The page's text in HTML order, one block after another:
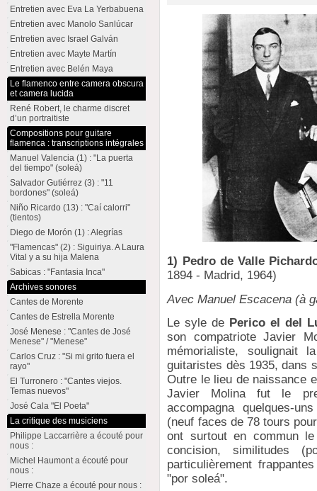
1) Pedro de Valle
1894 - Madrid, 1964)
Avec Manuel Escacena (à
Le syle de Perico el del
son compatriote Javier
mémorialiste, soulignait
guitaristes dès 1935, dans
Outre le lieu de naissance
Javier Molina fut le
accompagna quelques-
(neuf faces de 78 tours
ont surtout en commun
concision, similitudes
particulièrement
"por soleá".
Entretien avec Eva La Yerbabuena
Entretien avec Manolo Sanlúcar
Entretien avec Israel Galván
Entretien avec Mayte Martín
Entretien avec Belén Maya
Le flamenco entre camera obscura
et camera lucida
René Robert, le charme discret
d’un portraitiste
Compositions pour guitare
flamenca : transcriptions intégrales
Manuel Valencia (1) : "La puerta
del tiempo" (soleá)
Salvador Gutiérrez (3) : "11
bordones" (soleá)
Niño Ricardo (13) : "Caí calorri"
(tientos)
Diego de Morón (1) : Alegrías
"Flamencas" (2) : Siguiriya. A Laura
Vital y a su hija Malena
Sabicas : "Fantasia Inca"
Archives sonores
Cantes de Morente
Cantes de Estrella Morente
José Menese : "Cantes de José
Menese" / "Menese"
Carlos Cruz : "Si mi grito fuera el
rayo"
El Turronero : "Cantes viejos.
Temas nuevos"
José Cala "El Poeta"
La critique des musiciens
Philippe Laccarrière a écouté pour
nous :
Michel Haumont a écouté pour
nous :
Pierre Chaze a écouté pour nous :